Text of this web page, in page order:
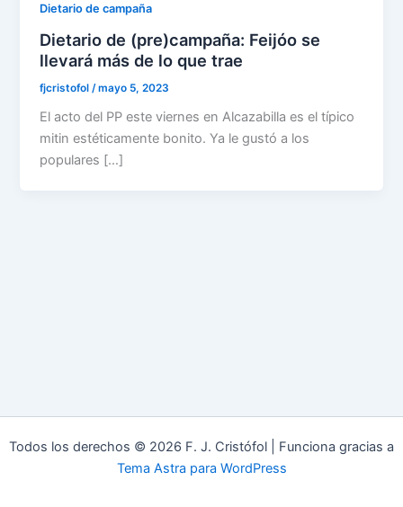
Dietario de campaña
Dietario de (pre)campaña: Feijóo se
llevará más de lo que trae
fjcristofol /mayo 5, 2023
El acto del PP este viernes en Alcazabilla es el típico
mitin estéticamente bonito. Ya le gustó a los
populares […]
Todos los derechos © 2026 F. J. Cristófol | Funciona gracias a
Tema Astra para WordPress